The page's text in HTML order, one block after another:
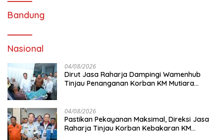
Bandung
Nasional
04/08/2026
Dirut Jasa Raharja Dampingi Wamenhub
Tinjau Penanganan Korban KM Mutiara
04/08/2026
Pastikan Pekayanan Maksimal, Direksi Jasa
Raharja Tinjau Korban Kebakaran KM